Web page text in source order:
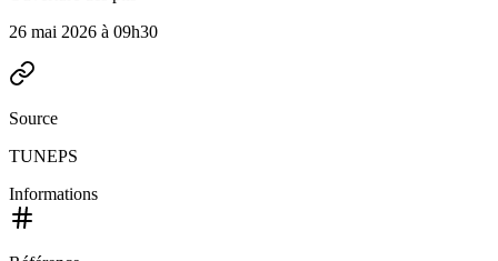
26 mai 2026 à 09h30
Source
TUNEPS
Informations